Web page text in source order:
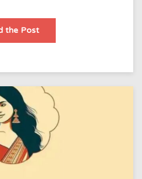
the Postहकीकत
भी